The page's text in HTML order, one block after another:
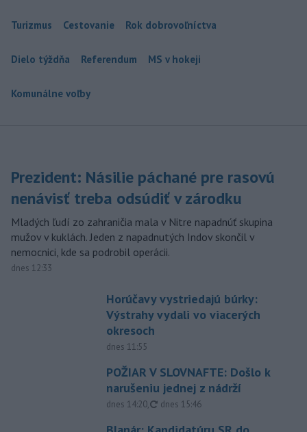
Turizmus Cestovanie Rok dobrovoľníctva
Dielo týždňa Referendum MS v hokeji
Komunálne voľby
Prezident: Násilie páchané pre rasovú
nenávisť treba odsúdiť v zárodku
Mladých ľudí zo zahraničia mala v Nitre napadnúť skupina
mužov v kuklách. Jeden z napadnutých Indov skončil v
nemocnici, kde sa podrobil operácii.
dnes 12:33
Horúčavy vystriedajú búrky:
Výstrahy vydali vo viacerých
okresoch
dnes 11:55
POŽIAR V SLOVNAFTE: Došlo k
narušeniu jednej z nádrží
dnes 14:20, aktualizované
dnes 15:46